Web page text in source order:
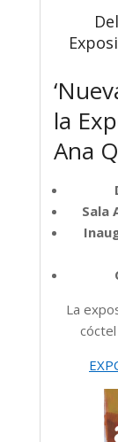
la
Ana
Sala
La